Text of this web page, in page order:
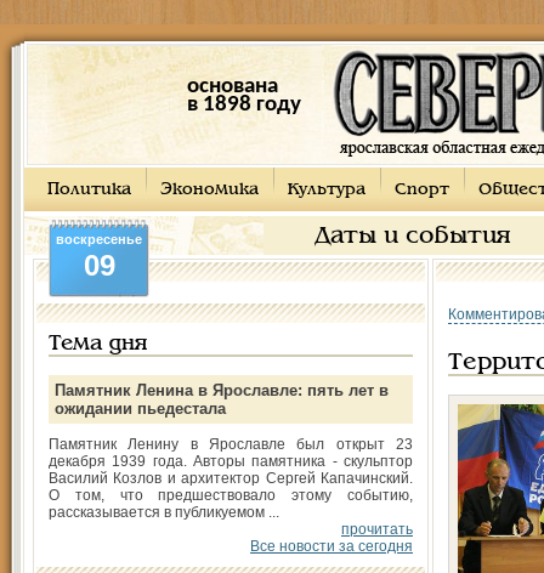
основана
в 1898 году
Политика Экономика Культура Спорт
Даты и события
воскресенье
09
Тема дня
Памятник Ленина в Ярославле: пять лет в
ожидании пьедестала
Памятник Ленину в Ярославле был открыт 23
декабря 1939 года. Авторы памятника - скульптор
Василий Козлов и архитектор Сергей Капачинский.
О том, что предшествовало этому событию,
рассказывается в публикуемом ...
прочитать
Все новости за сегодня